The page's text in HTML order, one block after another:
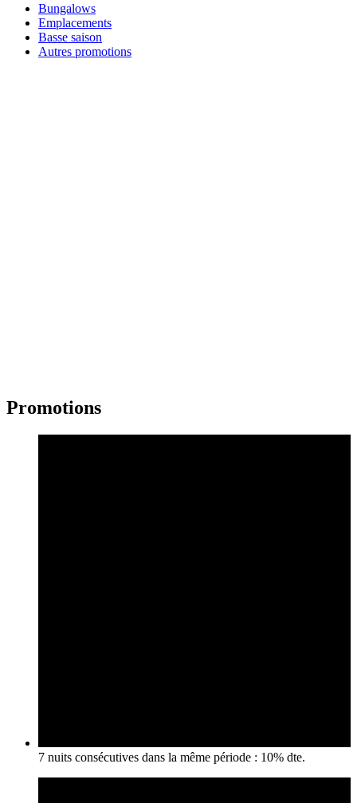
Bungalows
Emplacements
Basse saison
Autres promotions
Promotions
7 nuits consécutives dans la même période : 10% dte.